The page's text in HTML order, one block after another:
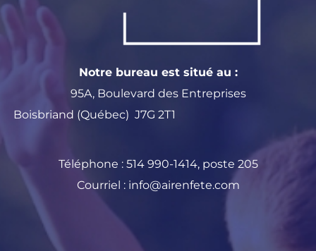
Notre bureau est situé au :
95A, Boulevard des Entreprises
Boisbriand (Québec) J7G 2T1
Téléphone : 514 990-1414, poste 205
Courriel : info@airenfete.com